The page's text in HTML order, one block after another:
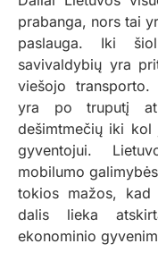
prabanga, nors tai
paslauga. Iki
savivaldybių yra
viešojo
yra po truputį
dešimtmečių iki kol
gyventojui.
mobilumo
tokios mažos, kad
dalis lieka
ekonominio